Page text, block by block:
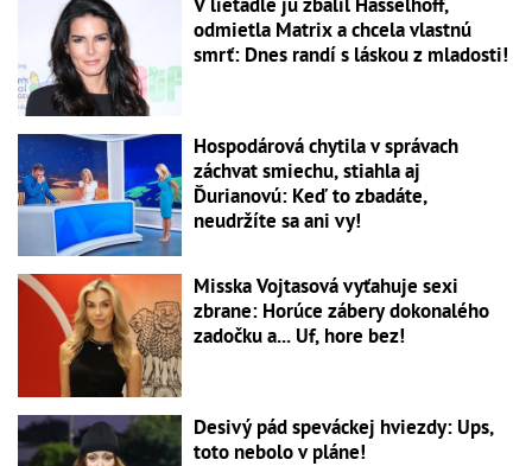
odmietla Matrix a chcela vlastnú
smrť: Dnes randí s láskou z mladosti!
Hospodárová chytila v správach
záchvat smiechu, stiahla aj
Ďurianovú: Keď to zbadáte,
neudržíte sa ani vy!
Misska Vojtasová vyťahuje sexi
zbrane: Horúce zábery dokonalého
zadočku a... Uf, hore bez!
Desivý pád speváckej hviezdy: Ups,
toto nebolo v pláne!